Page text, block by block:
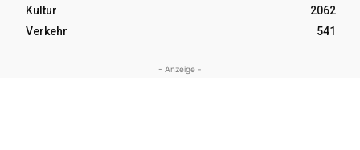
Kultur
2062
Verkehr
541
- Anzeige -